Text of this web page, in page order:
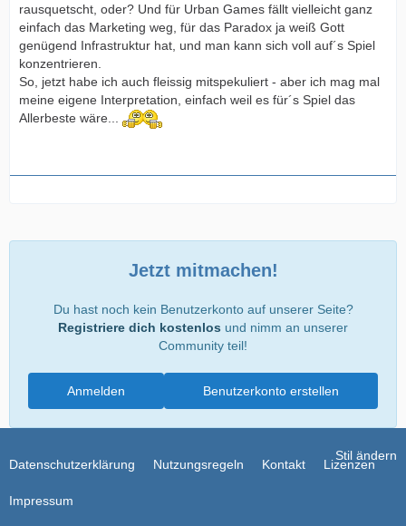
rausquetscht, oder? Und für Urban Games fällt vielleicht ganz
einfach das Marketing weg, für das Paradox ja weiß Gott
genügend Infrastruktur hat, und man kann sich voll auf´s Spiel
konzentrieren.
So, jetzt habe ich auch fleissig mitspekuliert - aber ich mag mal
meine eigene Interpretation, einfach weil es für´s Spiel das
Allerbeste wäre...
Jetzt mitmachen!
Du hast noch kein Benutzerkonto auf unserer Seite?
Registriere dich kostenlos und nimm an unserer
Community teil!
Benutzerkonto erstellen
Anmelden
Stil ändern
Datenschutzerklärung Nutzungsregeln Kontakt Lizenzen
Impressum